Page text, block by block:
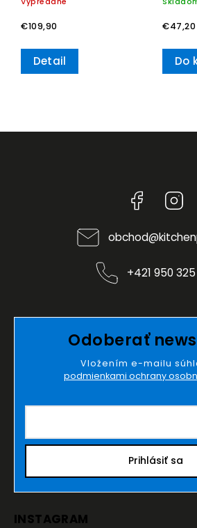
Villeroy & Boch
€109,90
Detail
Delight
€47,20
Do
Facebook
obchod@
+421 950
Odoberať
Vložením e-mailu
podmienkami ochrany
Prihlásiť sa
INSTAGRAM